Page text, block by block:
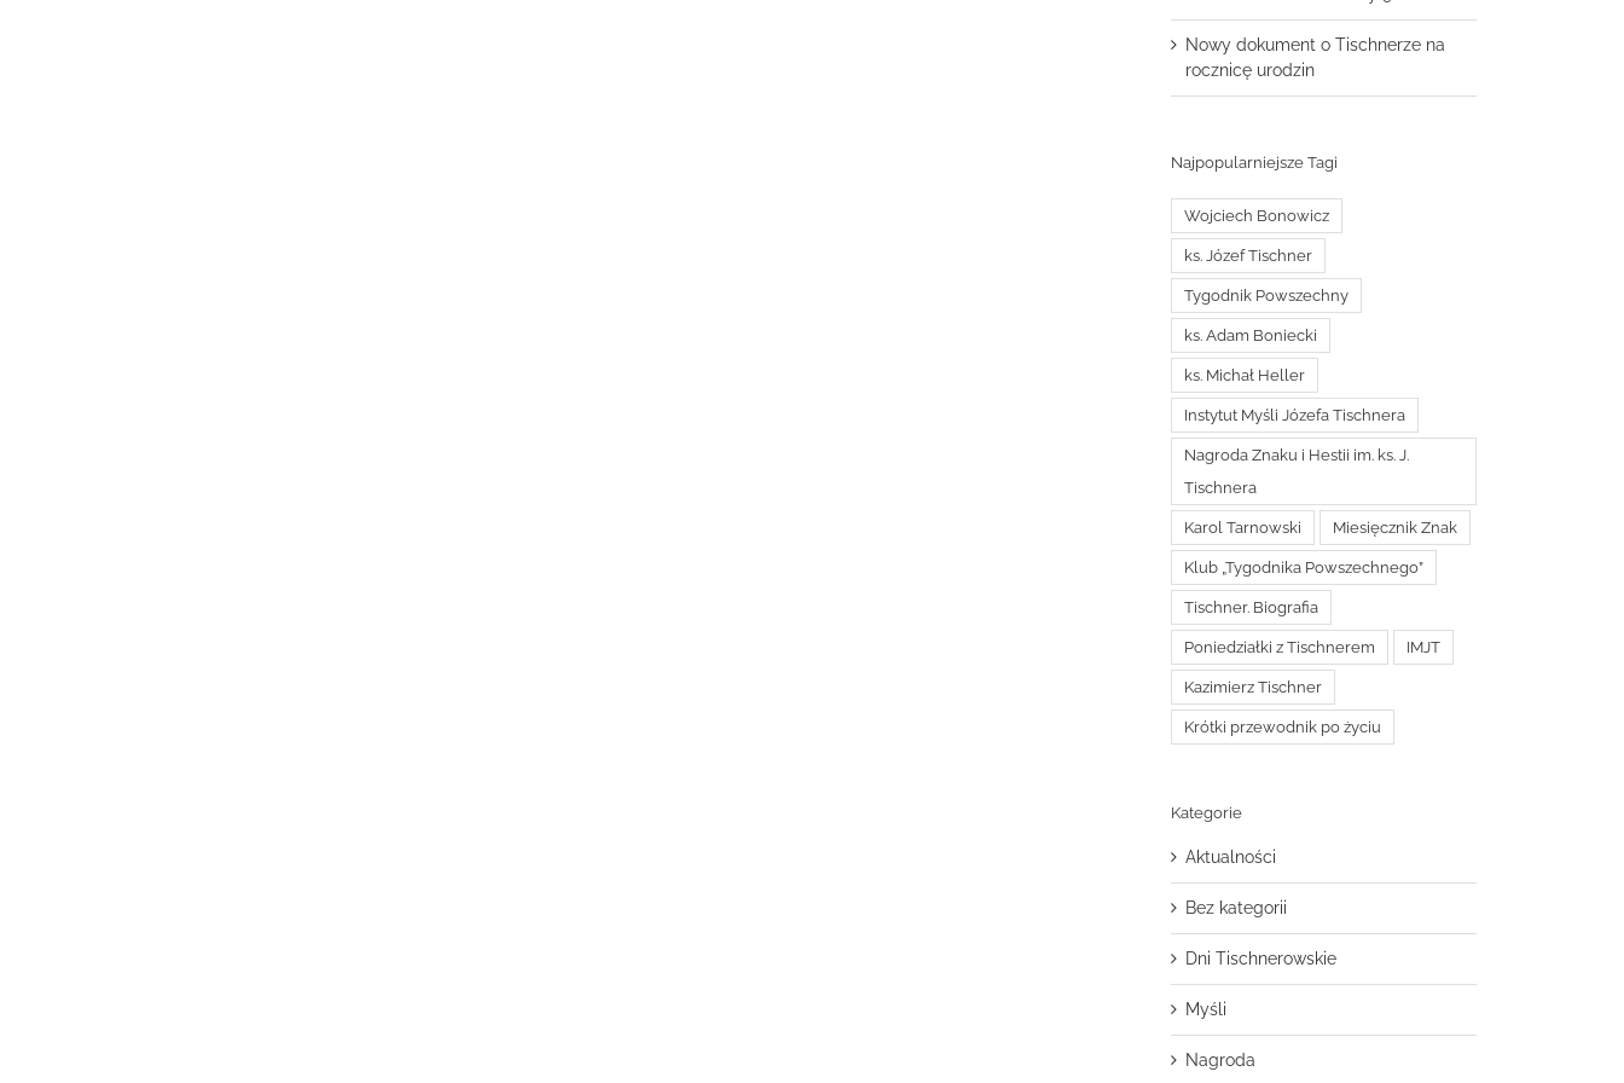
Nowy dokument o Tischnerze na
rocznicę urodzin
Najpopularniejsze Tagi
Wojciech Bonowicz
ks. Józef Tischner
Tygodnik Powszechny
ks. Adam Boniecki
ks. Michał Heller
Instytut Myśli Józefa Tischnera
Nagroda Znaku i Hestii im. ks. J.
Tischnera
Karol Tarnowski Miesięcznik Znak
Klub „Tygodnika Powszechnego”
Tischner. Biografia
Poniedziałki z Tischnerem IMJT
Kazimierz Tischner
Krótki przewodnik po życiu
Kategorie
Aktualności
Bez kategorii
Dni Tischnerowskie
Myśli
Nagroda